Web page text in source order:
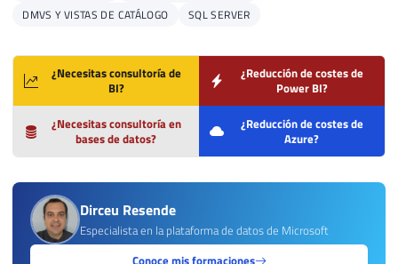
DMVS Y VISTAS DE CATÁLOGO
SQL SERVER
¿Necesitas consultoría de
BI?
¿Reducción de costes de
Power BI?
¿Necesitas consultoría en
bases de datos?
¿Reducción de costes de
Azure?
Dirceu Resende
Especialista en la plataforma de datos de Microsoft